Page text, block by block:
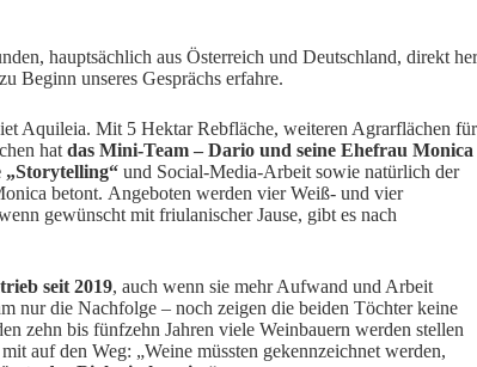
hauptsächlich aus Österreich und Deutschland, direkt
Beginn unseres Gesprächs erfahre.
Aquileia. Mit 5 Hektar Rebfläche, weiteren Agrarflächen für
hat das Mini-Team – Dario und seine Ehefrau Monica
und Social-Media-Arbeit sowie natürlich der
betont. Angeboten werden vier Weiß- und vier
gewünscht mit friulanischer Jause, gibt es nach
seit 2019, auch wenn sie mehr Aufwand und Arbeit
nur die Nachfolge – noch zeigen die beiden Töchter keine
zehn bis fünfzehn Jahren viele Weinbauern werden stellen
auf den Weg: „Weine müssten gekennzeichnet werden,